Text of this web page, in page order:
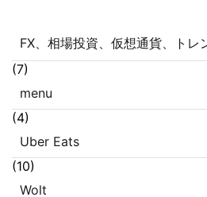
FX、相場投資、仮想通貨、トレ
(7)
menu
(4)
Uber Eats
(10)
Wolt